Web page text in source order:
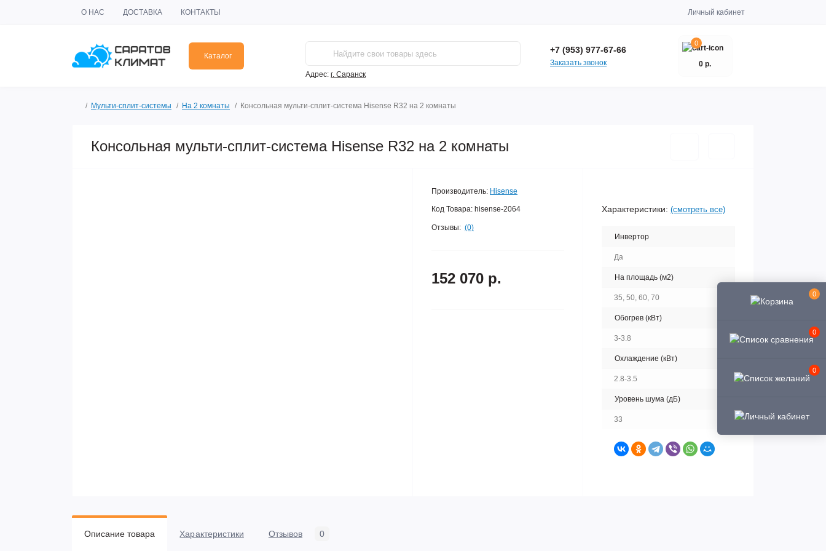
0
0
0
О НАС ДОСТАВКА КОНТАКТЫ Личный кабинет
Каталог
Адрес: г. Саранск
+7 (953) 977-67-66
Заказать звонок
0
0 р.
Мульти-сплит-системы На 2 комнаты Консольная мульти-сплит-система Hisense R32 на 2 комнаты
Консольная мульти-сплит-система Hisense R32 на 2 комнаты
Производитель: Hisense
Код Товара: hisense-2064
Отзывы: (0)
152 070 р.
Характеристики: (смотреть все)
Инвертор
Да
На площадь (м2)
35, 50, 60, 70
Обогрев (кВт)
3-3.8
Охлаждение (кВт)
2.8-3.5
Уровень шума (дБ)
33
Описание товара Характеристики Отзывов 0